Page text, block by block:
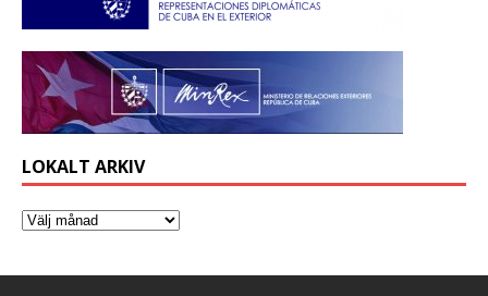
LOKALT ARKIV